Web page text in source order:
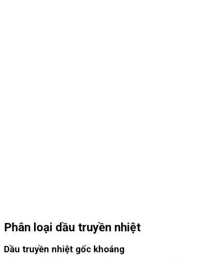
Phân loại dầu truyền nhiệt
Dầu truyền nhiệt gốc khoáng